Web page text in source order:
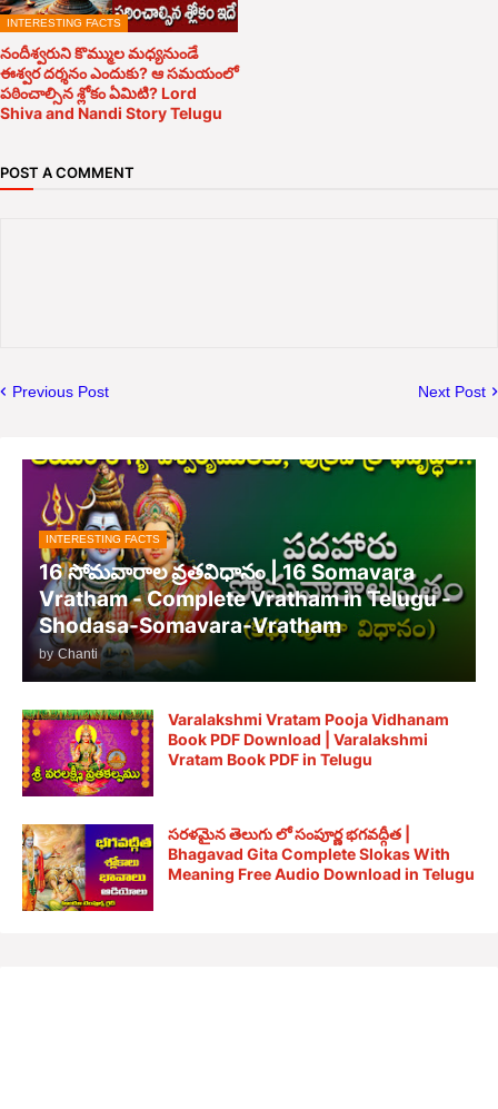
INTERESTING FACTS
నందీశ్వరుని కొమ్ముల మధ్యనుండే
ఈశ్వర దర్శనం ఎందుకు? ఆ సమయంలో
పఠించాల్సిన శ్లోకం ఏమిటి? Lord
Shiva and Nandi Story Telugu
POST A COMMENT
Previous Post Next Post
INTERESTING FACTS
16 సోమవారాల వ్రతవిధానం | 16 Somavara
Vratham - Complete Vratham in Telugu -
Shodasa-Somavara-Vratham
by Chanti
Varalakshmi Vratam Pooja Vidhanam
Book PDF Download | Varalakshmi
Vratam Book PDF in Telugu
సరళమైన తెలుగు లో సంపూర్ణ భగవద్గీత |
Bhagavad Gita Complete Slokas With
Meaning Free Audio Download in Telugu